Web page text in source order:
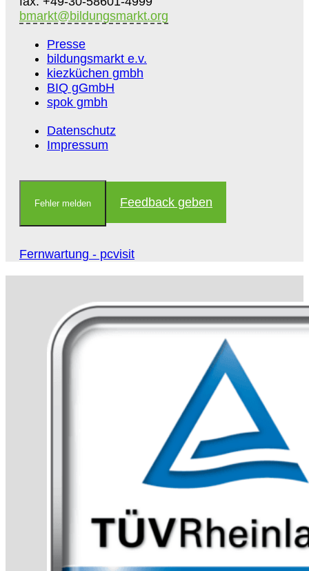
bmarkt@bildungsmarkt.org
Presse
bildungsmarkt e.v.
kiezküchen gmbh
BIQ gGmbH
spok gmbh
Datenschutz
Impressum
Fehler melden Feedback geben
Fernwartung - pcvisit